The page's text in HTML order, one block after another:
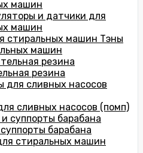
и датчики для
машин
Тэны
машин
резина
сливных насосов (помп)
барабана